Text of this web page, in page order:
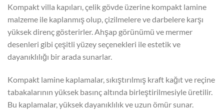
Kompakt villa kapıları, çelik gövde üzerine kompakt lamine
malzeme ile kaplanmış olup, çizilmelere ve darbelere karşı
yüksek direnç gösterirler. Ahşap görünümü ve mermer
desenleri gibi çeşitli yüzey seçenekleri ile estetik ve
dayanıklılığı bir arada sunarlar.
Kompakt lamine kaplamalar, sıkıştırılmış kraft kağıt ve reçine
tabakalarının yüksek basınç altında birleştirilmesiyle üretilir.
Bu kaplamalar, yüksek dayanıklılık ve uzun ömür sunar.